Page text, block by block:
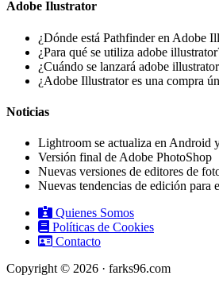
Adobe Ilustrator
¿Dónde está Pathfinder en Adobe
¿Para qué se utiliza adobe
¿Cuándo se lanzará adobe
¿Adobe Illustrator es una compra
Noticias
Lightroom se actualiza en Android
Versión final de Adobe PhotoShop
Nuevas versiones de editores de
Nuevas tendencias de edición para
Quienes Somos
Políticas de Cookies
Contacto
Copyright © 2026 · farks96.com